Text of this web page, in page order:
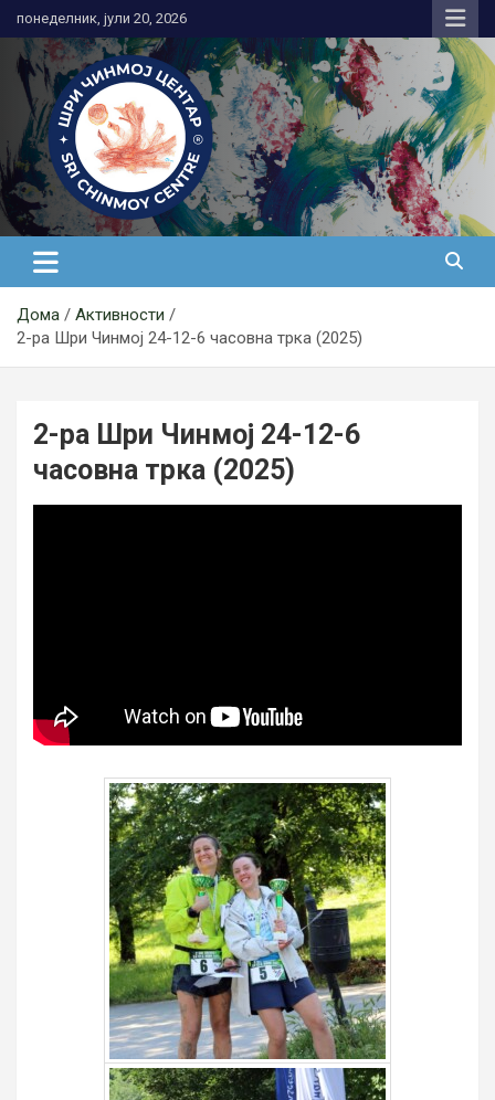
to
content
понеделник, јули 20, 2026
Медитација
Дома
Активности
2-ра Шри Чинмој 24-12-6 часовна трка (2025)
2-ра Шри Чинмој 24-12-6
часовна трка (2025)